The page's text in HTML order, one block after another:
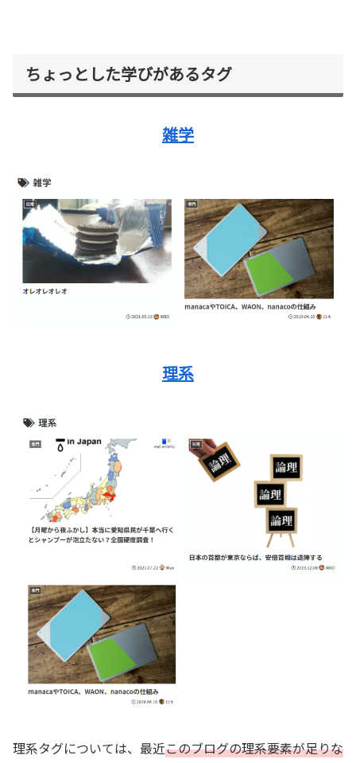
ちょっとした学びがあるタグ
雑学
理系
理系タグについては、最近このブログの理系要素が足りな